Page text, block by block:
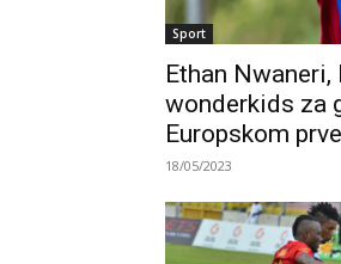
Sport
Ethan
wonderkids za
Europskom
18/05/2023